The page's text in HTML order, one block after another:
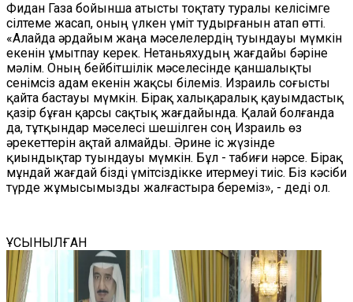
Фидан Газа бойынша атысты тоқтату туралы келісімге
сілтеме жасап, оның үлкен үміт тудырғанын атап өтті.
«Алайда әрдайым жаңа мәселелердің туындауы мүмкін
екенін ұмытпау керек. Нетаньяхудың жағдайы бәріне
мәлім. Оның бейбітшілік мәселесінде қаншалықты
сенімсіз адам екенін жақсы білеміз. Израиль соғысты
қайта бастауы мүмкін. Бірақ халықаралық қауымдастық
қазір бұған қарсы сақтық жағдайында. Қалай болғанда
да, тұтқындар мәселесі шешілген соң Израиль өз
әрекеттерін ақтай алмайды. Әрине іс жүзінде
қиындықтар туындауы мүмкін. Бұл - табиғи нәрсе. Бірақ
мұндай жағдай бізді үмітсіздікке итермеуі тиіс. Біз кәсіби
түрде жұмысымызды жалғастыра береміз», - деді ол.
ҰСЫНЫЛҒАН